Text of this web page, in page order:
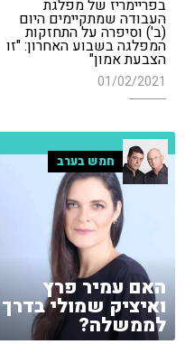
בפריימריז של מפלגת
העבודה שמתקיימים היום
(ב') וסיפרה על התחזקות
המפלגה בשבוע האחרון: "זו
הצבעת אמון"
01/02/2021
חמש בערב
האם עמיר פרץ
ואיציק שמולי בדרך
לממשלה?